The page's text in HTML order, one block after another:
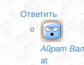
Ответить
Айрат
at